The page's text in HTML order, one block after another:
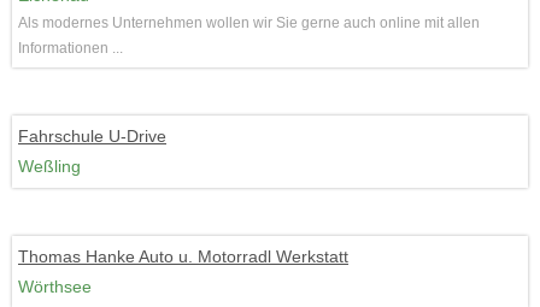
Als modernes Unternehmen wollen wir Sie gerne auch online mit allen
Informationen ...
Fahrschule U-Drive
Weßling
Thomas Hanke Auto u. Motorradl Werkstatt
Wörthsee